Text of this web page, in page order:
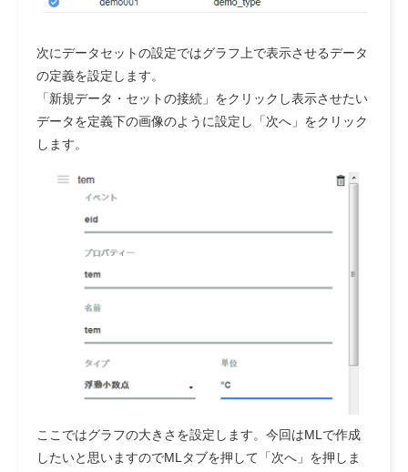
次にデータセットの設定ではグラフ上で表示させるデータ
の定義を設定します。
「新規データ・セットの接続」をクリックし表示させたい
データを定義下の画像のように設定し「次へ」をクリック
します。
ここではグラフの大きさを設定します。今回はMLで作成
したいと思いますのでMLタブを押して「次へ」を押しま